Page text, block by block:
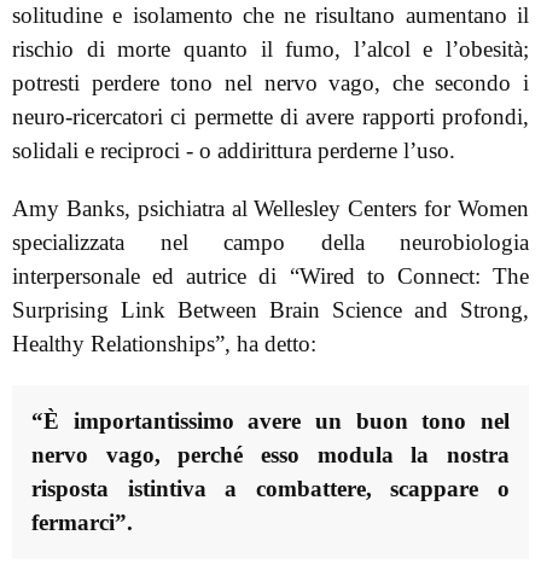
solitudine e isolamento che ne risultano aumentano il
rischio di morte quanto il fumo, l’alcol e l’obesità;
potresti perdere tono nel nervo vago, che secondo i
neuro-ricercatori ci permette di avere rapporti profondi,
solidali e reciproci - o addirittura perderne l’uso.
Amy Banks, psichiatra al Wellesley Centers for Women
specializzata nel campo della neurobiologia
interpersonale ed autrice di “Wired to Connect: The
Surprising Link Between Brain Science and Strong,
Healthy Relationships”, ha detto:
“È importantissimo avere un buon tono nel
nervo vago, perché esso modula la nostra
risposta istintiva a combattere, scappare o
fermarci”.